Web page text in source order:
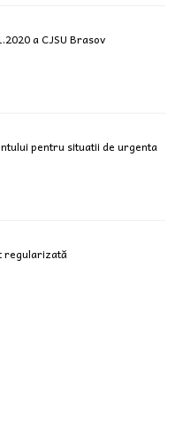
a CJSU Brasov
pentru situatii de urgenta
regularizată